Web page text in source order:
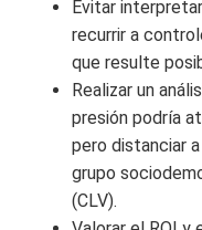
Evitar
recurrir a
que resulte
Realizar un
presión podría
pero distanciar
grupo
(CLV).